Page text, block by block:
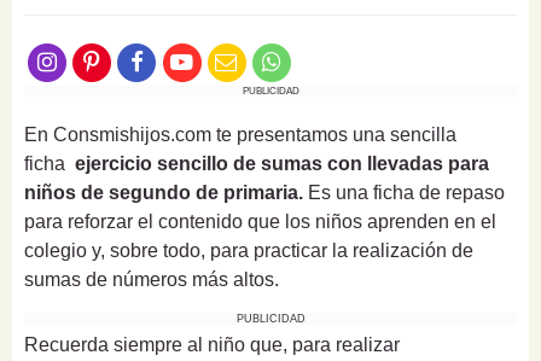
PUBLICIDAD
En Consmishijos.com te presentamos una sencilla
ficha ejercicio sencillo de sumas con llevadas para
niños de segundo de primaria. Es una ficha de repaso
para reforzar el contenido que los niños aprenden en el
colegio y, sobre todo, para practicar la realización de
sumas de números más altos.
PUBLICIDAD
Recuerda siempre al niño que, para realizar